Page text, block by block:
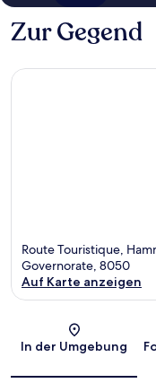
Zur Gegend
Route Touristique,
Governorate, 8050
Auf Karte anzeigen
In der Umgebung